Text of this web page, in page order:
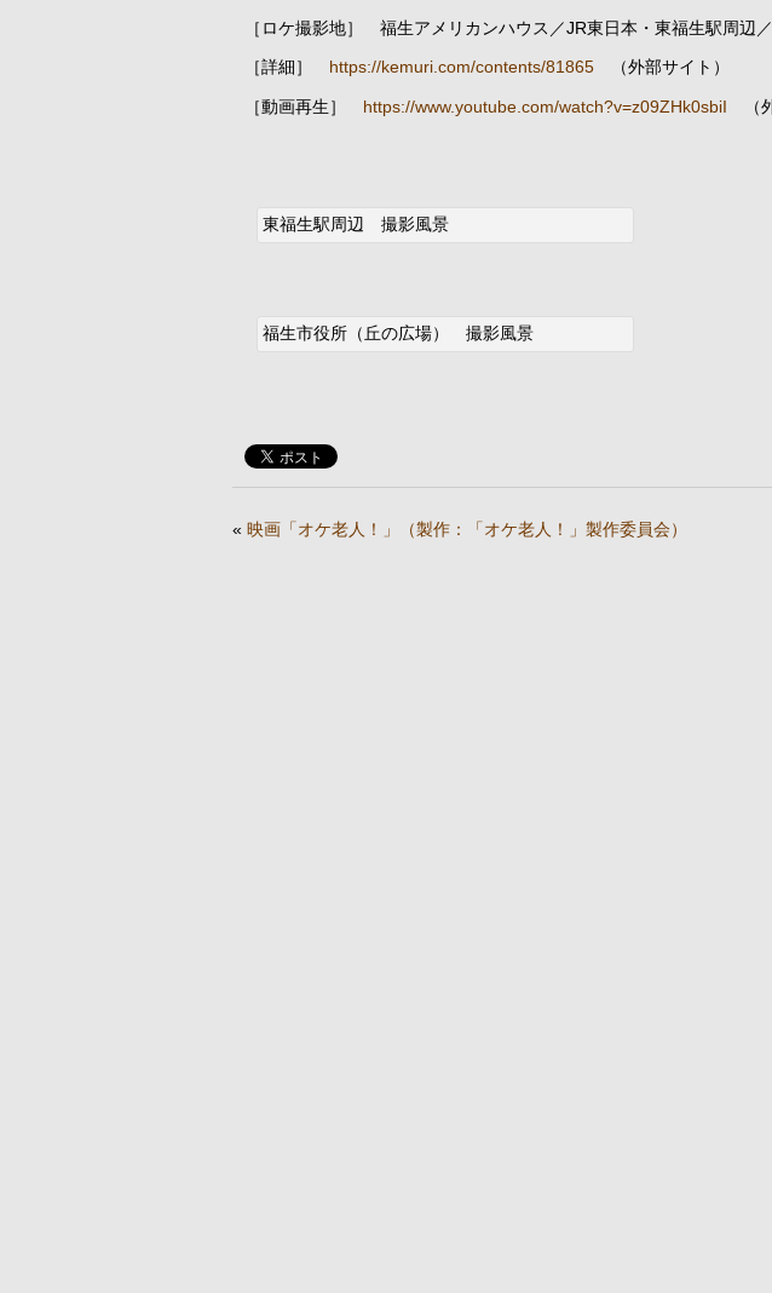
［ロケ撮影地］ 福生アメリカンハウス／JR東日本・東福生駅周辺
［詳細］ https://kemuri.com/contents/81865 （外部サイト）
［動画再生］ https://www.youtube.com/watch?v=z09ZHk0sbiI （
東福生駅周辺 撮影風景
福生市役所（丘の広場） 撮影風景
« 映画「オケ老人！」（製作：「オケ老人！」製作委員会）